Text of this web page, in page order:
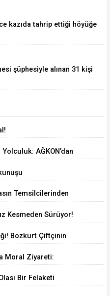
kazıda tahrip ettiği höyüğe
şüphesiyle alınan 31 kişi
Yolculuk: AĞKON’dan
Temsilcilerinden
Kesmeden Sürüyor!
Bozkurt Çiftçinin
Moral Ziyareti:
Bir Felaketi